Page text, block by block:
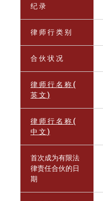
纪 录
律 师 行 类 别
合 伙 状 况
律 师 行 名 称 (
英 文 )
律 师 行 名 称 (
中 文 )
首次成为有限法
律责任合伙的日
期